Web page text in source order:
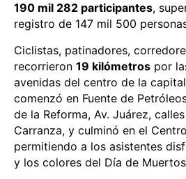
190 mil 282 participantes,
registro de 147 mil 500
Ciclistas, patinadores,
recorrieron 19 kilómetros por
avenidas del centro de la
comenzó en Fuente de
de la Reforma, Av. Juárez,
Carranza, y culminó en el
permitiendo a los asistentes
y los colores del Día de